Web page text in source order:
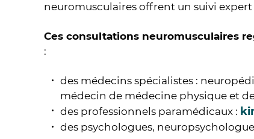
neuromusculaires offrent un suivi
Ces consultations neuromusculaires
:
des médecins spécialistes :
médecin de médecine physique et
des professionnels paramédicaux :
des psychologues,